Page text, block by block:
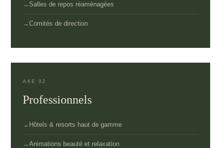
Salles de repos réaménagées
Comités de direction
AXE 02
Professionnels
Hôtels & resorts haut de gamme
Animations beauté et relaxation